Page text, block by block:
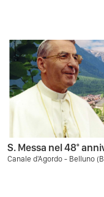
S. Messa nel 48°
Canale d'Agordo - Belluno